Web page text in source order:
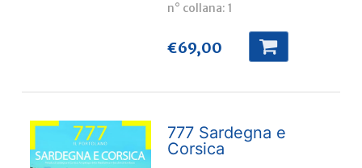
n° collana: 1
€69,00
777 Sardegna e
Corsica